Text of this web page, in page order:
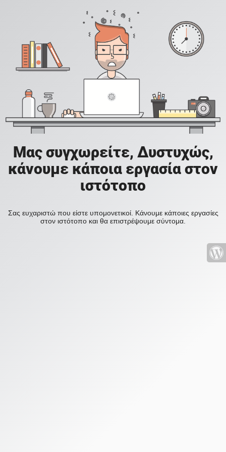
Μας συγχωρείτε, Δυστυχώς,
κάνουμε κάποια εργασία στον
ιστότοπο
Σας ευχαριστώ που είστε υπομονετικοί. Κάνουμε κάποιες εργασίες
στον ιστότοπο και θα επιστρέψουμε σύντομα.